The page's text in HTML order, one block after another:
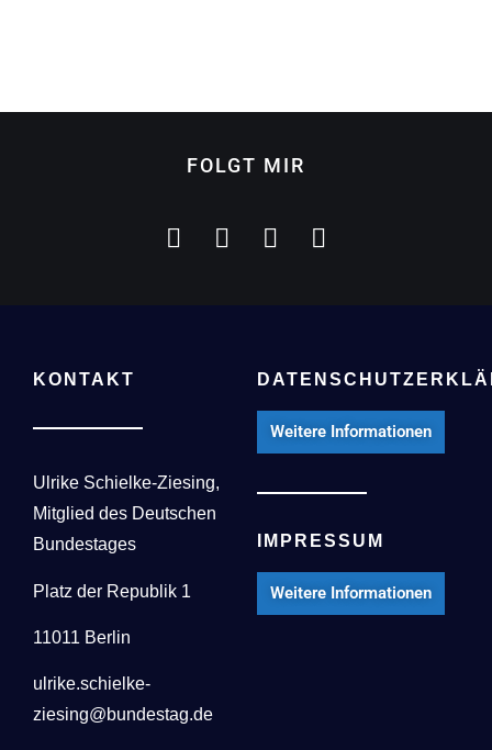
FOLGT MIR
KONTAKT
Ulrike Schielke-Ziesing,
Mitglied des Deutschen
Bundestages
Platz der Republik 1
11011 Berlin
ulrike.schielke-
ziesing@bundestag.de
Weitere Informationen
IMPRESSUM
Weitere Informationen